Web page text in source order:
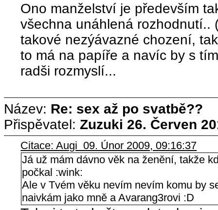
Ono manželství je především
všechna unáhlená rozhodnutí..
takové nezýávazné chození,
to má na papíře a navíc by s
radši rozmyslí...
Název: Re: sex až po svatbě??
Přispěvatel: Zuzuki 26. Červen
Citace: Augi 09. Únor 2009, 09:16:37
Já už mám dávno věk na ženění, takže
počkal :wink:
Ale v Tvém věku nevím nevím komu by
naivkám jako mně a Avarang3rovi :D